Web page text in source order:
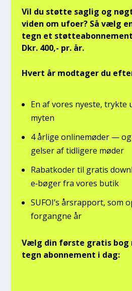
Vil du støt­te sag­lig og
viden om ufo­er? Så vælg
tegn et
Dkr. 400,- pr. år.
Hvert år mod­ta­ger du
En af vores nye­ste,
myten
4 årli­ge onli­ne­mø­der —
gel­ser af tid­li­ge­re møder
Rabat­ko­der til gra­tis
e‑bøger fra vores butik
SUFOI’s års­rap­port, som
for­gang­ne år
Vælg din før­ste gra­tis
tegn abon­ne­ment i dag: